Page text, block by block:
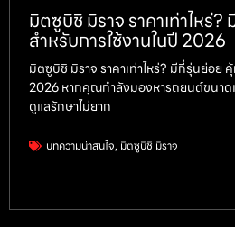
มิตซูบิชิ มิราจ ราคาเท่าไหร่
สำหรับการใช้งานในปี 2026
มิตซูบิชิ มิราจ ราคาเท่าไหร่? มีกี่รุ่นย่อย
2026 หากคุณกำลังมองหารถยนต์ขนาด
ดูแลรักษาไม่ยาก
บทความน่าสนใจ, มิตซูบิชิ มิราจ